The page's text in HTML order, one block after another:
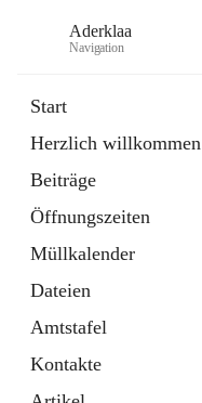
Aderklaa
Navigation
Start
Herzlich willkommen
Beiträge
Öffnungszeiten
Müllkalender
Dateien
Amtstafel
Kontakte
6 Schnellzugriffe
Gemeinde
3 Schnellzugriffe